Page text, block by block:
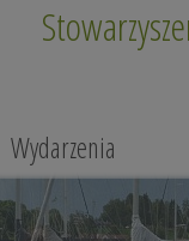
Wydarzenia